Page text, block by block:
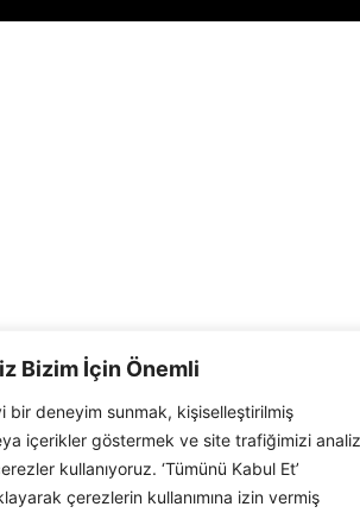
Bizim İçin Önemli
bir deneyim sunmak, kişiselleştirilmiş
içerikler göstermek ve site trafiğimizi analiz
kullanıyoruz. ‘Tümünü Kabul Et’
çerezlerin kullanımına izin vermiş